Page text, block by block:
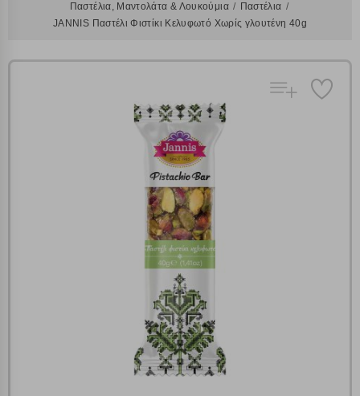
Παστέλια, Μαντολάτα & Λουκούμια
Παστέλια
JANNIS Παστέλι Φιστίκι Κελυφωτό Χωρίς γλουτένη 40g